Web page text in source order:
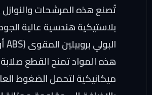
تُصنع هذه المرشحات
بلاستيكية هندسية عالية
هذه المواد تمنح القطع صلابة
ميكانيكية لتحمل الضغوط